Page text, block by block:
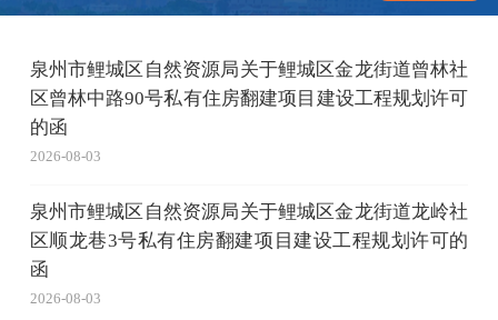
泉州市鲤城区自然资源局关于鲤城区金龙街道曾林社
区曾林中路90号私有住房翻建项目建设工程规划许可
的函
2026-08-03
泉州市鲤城区自然资源局关于鲤城区金龙街道龙岭社
区顺龙巷3号私有住房翻建项目建设工程规划许可的
函
2026-08-03